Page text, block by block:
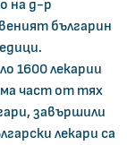
на д-р
българин
1600 лекарии
част от тях
завършили
лекари са